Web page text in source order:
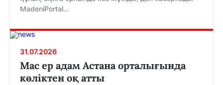
MadeniPortal...
31.07.2026
Мас ер адам Астана орталығында
көліктен оқ атты